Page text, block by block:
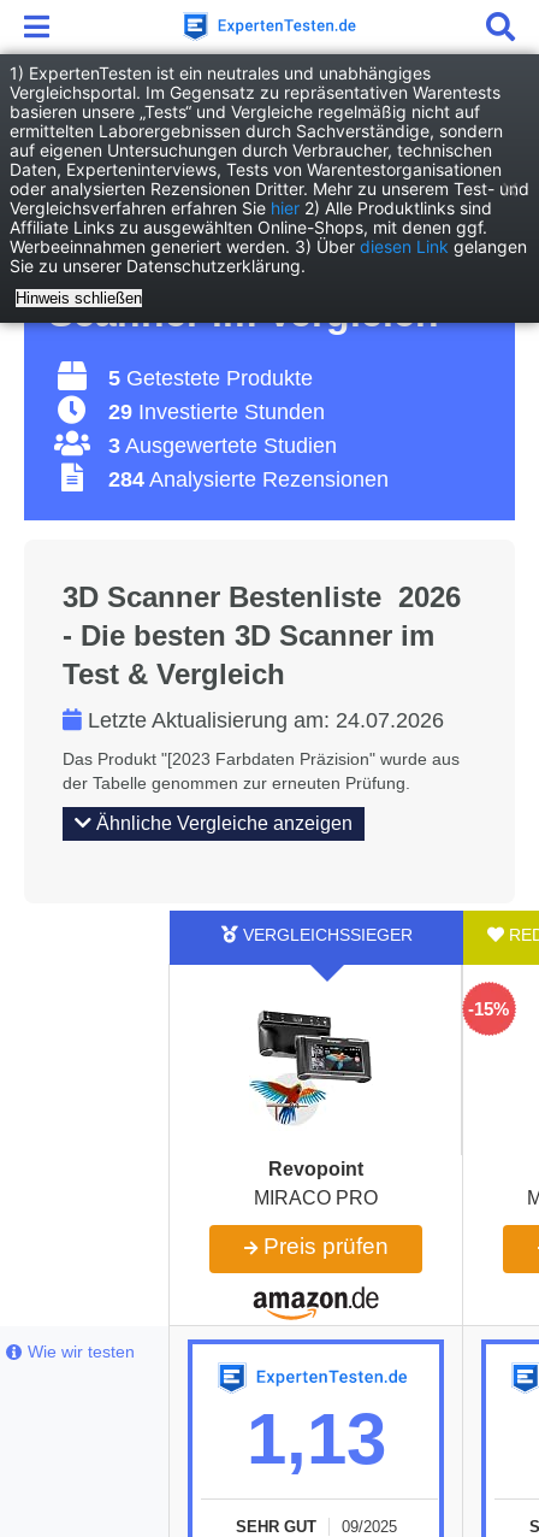
Elektronik
Drucken & Scannen
3D Scanner
3D Scanner Test 2026 •
Die 5 besten 3D
Scanner im Vergleich
5 Getestete Produkte
29 Investierte Stunden
3 Ausgewertete Studien
284 Analysierte Rezensionen
3D Scanner Bestenliste 2026
- Die besten 3D Scanner im
Test & Vergleich
Letzte Aktualisierung am: 24.07.2026
Das Produkt "[2023 Farbdaten Präzision" wurde aus
der Tabelle genommen zur erneuten Prüfung.
Ähnliche Vergleiche anzeigen
-15%
Revopoint
MIRACO PRO
Preis prüfen
1,13
SEHR GUT 09/2025
Wie wir testen
1) ExpertenTesten ist ein neutrales und unabhängiges
Vergleichsportal. Im Gegensatz zu repräsentativen Warentests
basieren unsere „Tests“ und Vergleiche regelmäßig nicht auf
ermittelten Laborergebnissen durch Sachverständige, sondern
auf eigenen Untersuchungen durch Verbraucher, technischen
Daten, Experteninterviews, Tests von Warentestorganisationen
oder analysierten Rezensionen Dritter. Mehr zu unserem Test- und
Vergleichsverfahren erfahren Sie hier 2) Alle Produktlinks sind
Affiliate Links zu ausgewählten Online-Shops, mit denen ggf.
Werbeeinnahmen generiert werden. 3) Über diesen Link gelangen
Sie zu unserer Datenschutzerklärung.
Hinweis schließen